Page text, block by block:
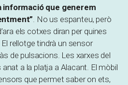
informació que generem
. No us espanteu, però
els cotxes diran per quines
rellotge tindrà un sensor
de pulsacions. Les xarxes del
a la platja a Alacant. El mòbil
que permet saber on ets,